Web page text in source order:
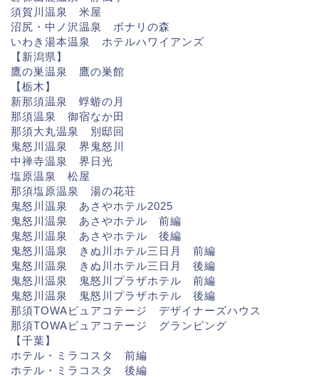
須賀川温泉 米屋
沼尻・中ノ沢温泉 ボナリの森
いわき湯本温泉 ホテルハワイアンズ
【新潟県】
鷹の巣温泉 鷹の巣館
【栃木】
新那須温泉 蜉蝣の月
那須温泉 御宿なか田
那須大丸温泉 別邸回
鬼怒川温泉 界鬼怒川
中禅寺温泉 界日光
塩原温泉 松屋
那須塩原温泉 湯の花荘
鬼怒川温泉 あさやホテル2025
鬼怒川温泉 あさやホテル 前編
鬼怒川温泉 あさやホテル 後編
鬼怒川温泉 きぬ川ホテル三日月 前編
鬼怒川温泉 きぬ川ホテル三日月 後編
鬼怒川温泉 鬼怒川プラザホテル 前編
鬼怒川温泉 鬼怒川プラザホテル 後編
那須TOWAピュアコテージ デザイナーズハウス
那須TOWAピュアコテージ グランピング
【千葉】
ホテル・ミラコスタ 前編
ホテル・ミラコスタ 後編